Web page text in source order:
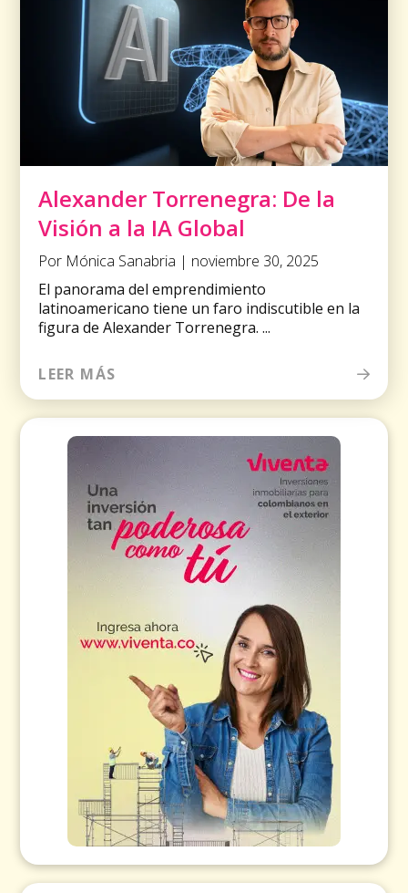
Alexander Torrenegra: De la
Visión a la IA Global
Por Mónica Sanabria | noviembre 30, 2025
El panorama del emprendimiento
latinoamericano tiene un faro indiscutible en la
figura de Alexander Torrenegra. ...
LEER MÁS